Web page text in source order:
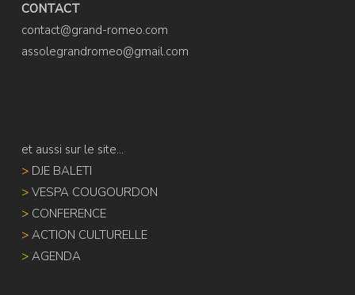
CONTACT
contact@grand-romeo.com
assolegrandromeo@gmail.com
et aussi sur le site...
> DJE BALETI
> VESPA COUGOURDON
> CONFERENCE
> ACTION CULTURELLE
> AGENDA